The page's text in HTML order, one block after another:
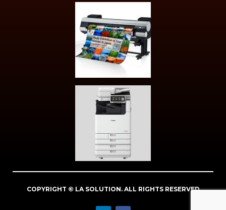
COPYRIGHT © LA SOLUTION. ALL RIGHTS RESERVED